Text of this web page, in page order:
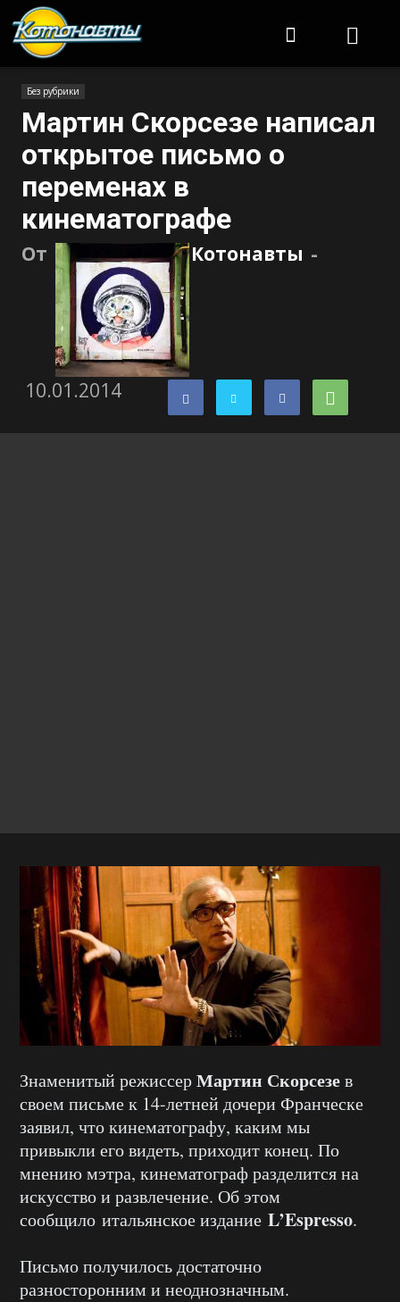
Без рубрики
Мартин Скорсезе написал
открытое письмо о
переменах в
кинематографе
От Котонавты -
10.01.2014
Знаменитый режиссерМартин Скорсезев
своем письме к 14-летней дочери Франческе
заявил, что кинематографу, каким мы
привыкли его видеть, приходит конец. По
мнению мэтра, кинематограф разделится на
искусство и развлечение. Об этом
сообщило итальянское издание L’Espresso.
Письмо получилось достаточно
разносторонним и неоднозначным.